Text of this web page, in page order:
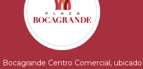
Bocagrande Centro Comercial, ubicado